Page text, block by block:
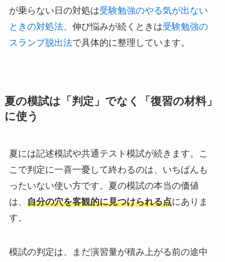
が乗らない日の対処は受験勉強のやる気が出ない
ときの対処法、伸び悩みが続くときは受験勉強の
スランプ脱出法で具体的に整理しています。
夏の模試は「判定」でなく「復習の材料」
に使う
夏には記述模試や共通テスト模試が続きます。こ
こで判定に一喜一憂して終わるのは、いちばんも
ったいない使い方です。夏の模試の本当の価値
は、 自分の穴を客観的に見つけられる点にありま
す。
模試の判定は、まだ演習量が積み上がる前の途中